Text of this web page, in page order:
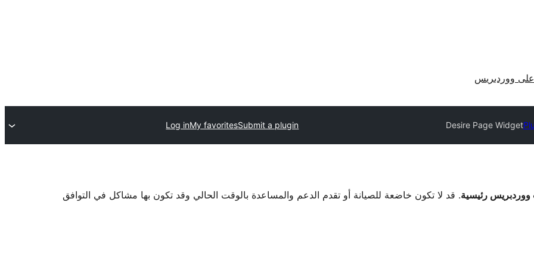
ووردبريس
Desire Page Widget
Submit a plugin
My favorites
Log in
. قد لا تكون خاضعة للصيانة أو تقدم الدعم والمساعدة بالوقت الحالي وقد تكون بها مشاكل في التوافق